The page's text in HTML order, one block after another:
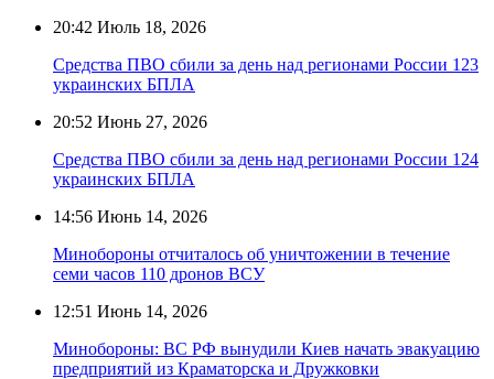
20:42 Июль 18, 2026
Средства ПВО сбили за день над регионами России 123
украинских БПЛА
20:52 Июнь 27, 2026
Средства ПВО сбили за день над регионами России 124
украинских БПЛА
14:56 Июнь 14, 2026
Минобороны отчиталось об уничтожении в течение
семи часов 110 дронов ВСУ
12:51 Июнь 14, 2026
Минобороны: ВС РФ вынудили Киев начать эвакуацию
предприятий из Краматорска и Дружковки